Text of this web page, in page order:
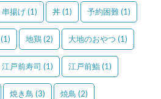
串揚げ(1) 丼(1) 予約困難(1)
(1) 地鶏(2) 大地のおやつ (1)
江戸前寿司 (1) 江戸前鮨(1)
焼き鳥 (3) 焼鳥 (2)